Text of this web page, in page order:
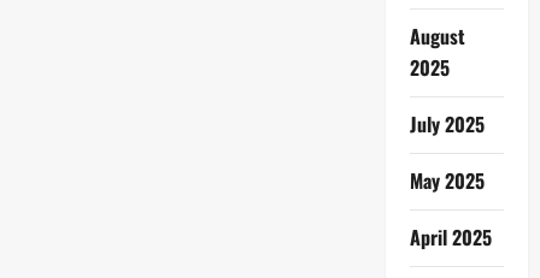
August
2025
July 2025
May 2025
April 2025